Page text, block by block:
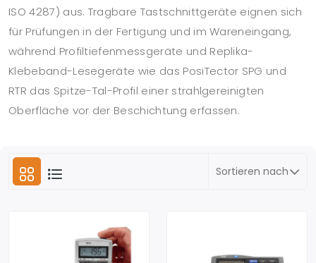
ISO 4287) aus. Tragbare Tastschnittgeräte eignen sich
für Prüfungen in der Fertigung und im Wareneingang,
während Profiltiefenmessgeräte und Replika-
Klebeband-Lesegeräte wie das PosiTector SPG und
RTR das Spitze-Tal-Profil einer strahlgereinigten
Oberfläche vor der Beschichtung erfassen.